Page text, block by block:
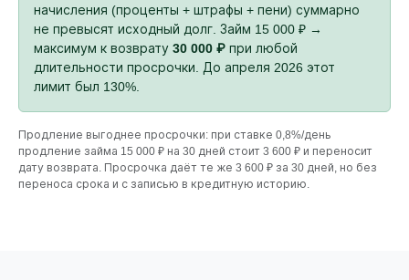
начисления (проценты + штрафы + пени) суммарно
не превысят исходный долг. Займ 15 000 ₽ →
максимум к возврату 30 000 ₽ при любой
длительности просрочки. До апреля 2026 этот
лимит был 130%.
Продление выгоднее просрочки: при ставке 0,8%/день
продление займа 15 000 ₽ на 30 дней стоит 3 600 ₽ и переносит
дату возврата. Просрочка даёт те же 3 600 ₽ за 30 дней, но без
переноса срока и с записью в кредитную историю.